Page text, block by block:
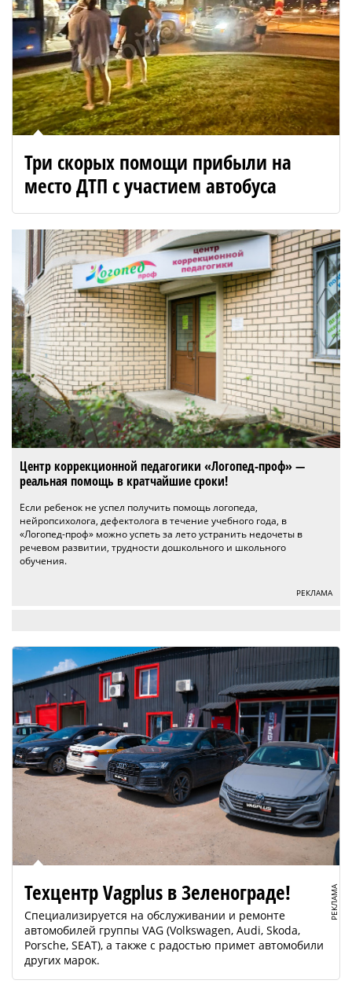
Три скорых помощи прибыли на
место ДТП с участием автобуса
Центр коррекционной педагогики «Логопед-проф» —
реальная помощь в кратчайшие сроки!
Если ребенок не успел получить помощь логопеда,
нейропсихолога, дефектолога в течение учебного года, в
«Логопед-проф» можно успеть за лето устранить недочеты в
речевом развитии, трудности дошкольного и школьного
обучения.
РЕКЛАМА
РЕКЛАМА
Техцентр Vagplus в Зеленограде!
Специализируется на обслуживании и ремонте
автомобилей группы VAG (Volkswagen, Audi, Skoda,
Porsche, SEAT), а также с радостью примет автомобили
других марок.